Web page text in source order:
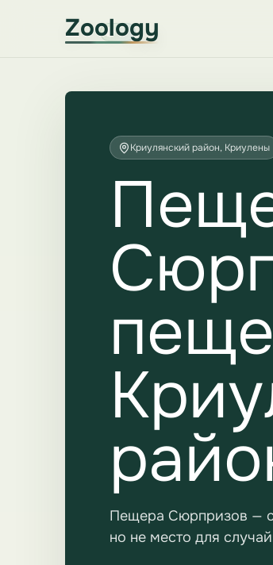
Zoology
Криулянский район, Криулены
Пещера Сюрпризов —
но не место для